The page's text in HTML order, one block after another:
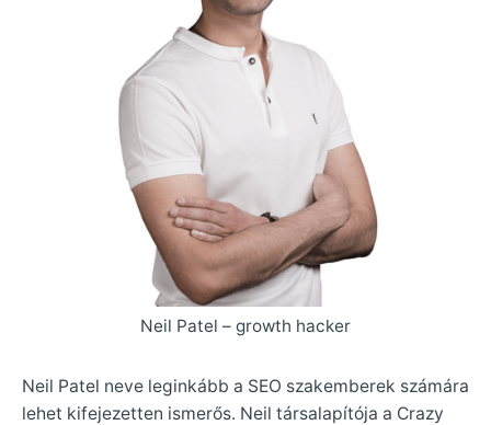
Neil Patel – growth hacker
Neil Patel neve leginkább a SEO szakemberek számára
lehet kifejezetten ismerős. Neil társalapítója a Crazy